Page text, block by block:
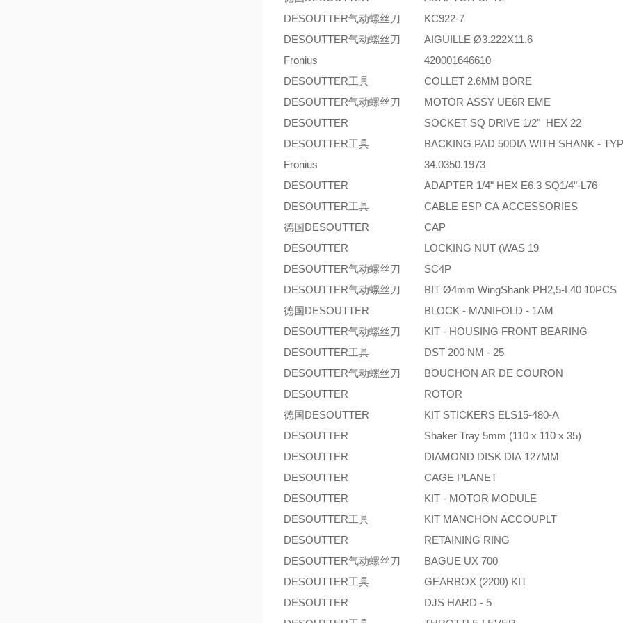
DESOUTTER气动螺丝刀
KC922-7
DESOUTTER气动螺丝刀
AIGUILLE Ø3.222X11.6
Fronius
420001646610
DESOUTTER工具
COLLET 2.6MM BORE
DESOUTTER气动螺丝刀
MOTOR ASSY UE6R EME
DESOUTTER
SOCKET SQ DRIVE 1/2" HEX 22
DESOUTTER工具
BACKING PAD 50DIA WITH SHANK -
Fronius
34.0350.1973
DESOUTTER
ADAPTER 1/4" HEX E6.3 SQ1/4"-L76
DESOUTTER工具
CABLE ESP CA ACCESSORIES
德国DESOUTTER
CAP
DESOUTTER
LOCKING NUT (WAS 19
DESOUTTER气动螺丝刀
SC4P
DESOUTTER气动螺丝刀
BIT Ø4mm WingShank PH2,5-L40 10PCS
德国DESOUTTER
BLOCK - MANIFOLD - 1AM
DESOUTTER气动螺丝刀
KIT - HOUSING FRONT BEARING
DESOUTTER工具
DST 200 NM - 25
DESOUTTER气动螺丝刀
BOUCHON AR DE COURON
DESOUTTER
ROTOR
德国DESOUTTER
KIT STICKERS ELS15-480-A
DESOUTTER
Shaker Tray 5mm (110 x 110 x 35)
DESOUTTER
DIAMOND DISK DIA 127MM
DESOUTTER
CAGE PLANET
DESOUTTER
KIT - MOTOR MODULE
DESOUTTER工具
KIT MANCHON ACCOUPLT
DESOUTTER
RETAINING RING
DESOUTTER气动螺丝刀
BAGUE UX 700
DESOUTTER工具
GEARBOX (2200) KIT
DESOUTTER
DJS HARD - 5